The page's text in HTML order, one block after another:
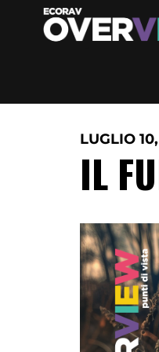
LUGLIO
IL